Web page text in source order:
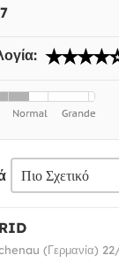
(Γερμανία)